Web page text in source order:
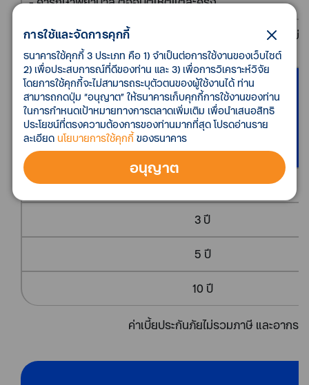
- ชดเชยรายได้ระหว่างพักรักษาตัวในโรงพยาบาล สูงสุดไม่
ละ
ระยะเวลาเอาประกันภัย
1 ปี
3 ปี
5 ปี
10 ปี
ค่าเบี้ยประกันภัยไม่รวมภาษี และอากร
การใช้และจัดการคุกกี้
ธนาคารใช้คุกกี้ 3 ประเภท คือ 1) จำเป็นต่อการใช้งานของเว็บไซต์
2) เพื่อประสบการณ์ที่ดีของท่าน และ 3) เพื่อการวิเคราะห์วิจัย
โดยการใช้คุกกี้จะไม่สามารถระบุตัวตนของผู้ใช้งานได้ ท่าน
สามารถกดปุ่ม “อนุญาต” ให้ธนาคารเก็บคุกกี้การใช้งานของท่าน
ในการกำหนดเป้าหมายทางการตลาดเพิ่มเติม เพื่อนำเสนอสิทธิ
ประโยชน์ที่ตรงความต้องการของท่านมากที่สุด โปรดอ่านราย
ละเอียด นโยบายการใช้คุกกี้ของธนาคาร
อนุญาต